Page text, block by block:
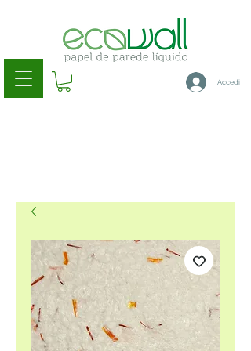
Accedi